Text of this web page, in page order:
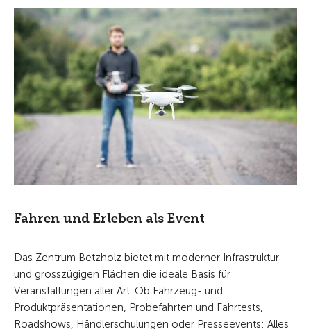
Fahren und Erleben als Event
Das Zentrum Betzholz bietet mit moderner Infrastruktur
und grosszügigen Flächen die ideale Basis für
Veranstaltungen aller Art. Ob Fahrzeug- und
Produktpräsentationen, Probefahrten und Fahrtests,
Roadshows, Händlerschulungen oder Presseevents: Alles